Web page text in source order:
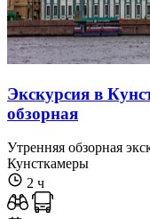
Экскурсия в
обзорная
Утренняя обзорная
Кунсткамеры
2 ч